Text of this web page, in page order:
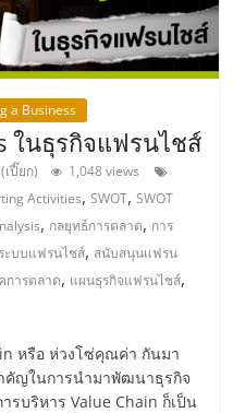
a Business
ในธุรกิจแฟรนไชส์
ปี๊ยก)
1,048 views
Activities,SWOT,SWOT
, กลยุทธ์การตลาด, การ
ระบบแฟรนไชส์, สนับสนุนแฟรน
การตลาด, แผนธุรกิจแฟรนไชส์,
หรือ ห่วงโซ่คุณค่า กันมา
คัญในการนำมาพัฒนาธุรกิจ
รบริหาร Value Chain ก็เป็น